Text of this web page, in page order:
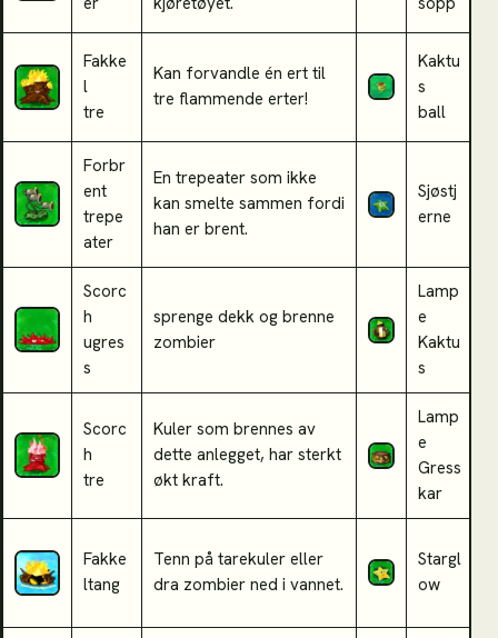
Fakke
l
tre
Kan forvandle én ert til
tre flammende erter!
Kaktu
s
ball
Forbr
ent
trepe
ater
En trepeater som ikke
kan smelte sammen fordi
han er brent.
Sjøstj
erne
Scorc
h
ugres
s
sprenge dekk og brenne
zombier
Lamp
e
Kaktu
s
Scorc
h
tre
Kuler som brennes av
dette anlegget, har sterkt
økt kraft.
Lamp
e
Gress
kar
Fakke
ltang
Tenn på tarekuler eller
dra zombier ned i vannet.
Stargl
ow